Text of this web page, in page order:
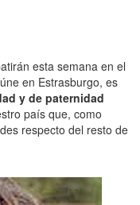
esta semana en el
en Estrasburgo, es
y de paternidad
país que, como
respecto del resto de